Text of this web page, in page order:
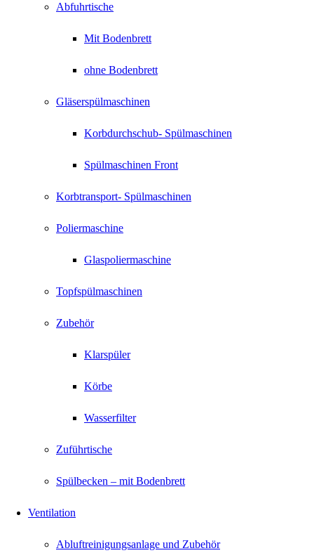
Abfuhrtische
Mit Bodenbrett
ohne Bodenbrett
Gläserspülmaschinen
Korbdurchschub- Spülmaschinen
Spülmaschinen Front
Korbtransport- Spülmaschinen
Poliermaschine
Glaspoliermaschine
Topfspülmaschinen
Zubehör
Klarspüler
Körbe
Wasserfilter
Zuführtische
Spülbecken – mit Bodenbrett
Ventilation
Abluftreinigungsanlage und Zubehör